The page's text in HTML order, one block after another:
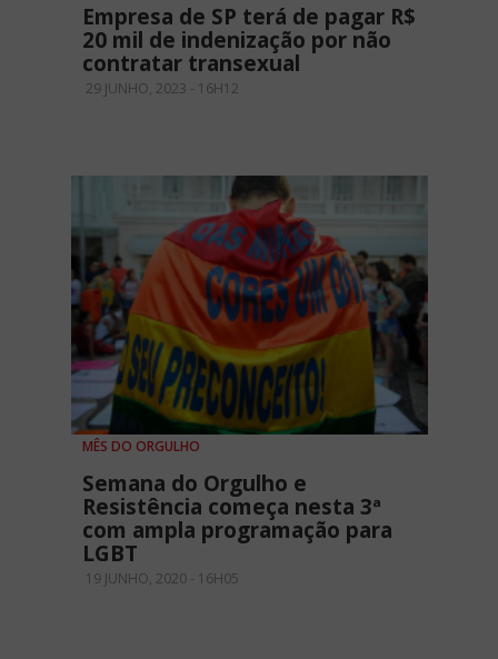
Empresa de SP terá de pagar R$
20 mil de indenização por não
contratar transexual
29 JUNHO, 2023 - 16H12
MÊS DO ORGULHO
Semana do Orgulho e
Resistência começa nesta 3ª
com ampla programação para
LGBT
19 JUNHO, 2020 - 16H05